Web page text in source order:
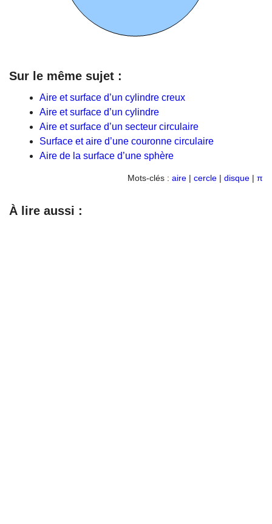
Sur le même sujet :
Aire et surface d’un cylindre creux
Aire et surface d’un cylindre
Aire et surface d’un secteur circulaire
Surface et aire d’une couronne circulaire
Aire de la surface d’une sphère
Mots-clés : aire | cercle | disque | π
À lire aussi :